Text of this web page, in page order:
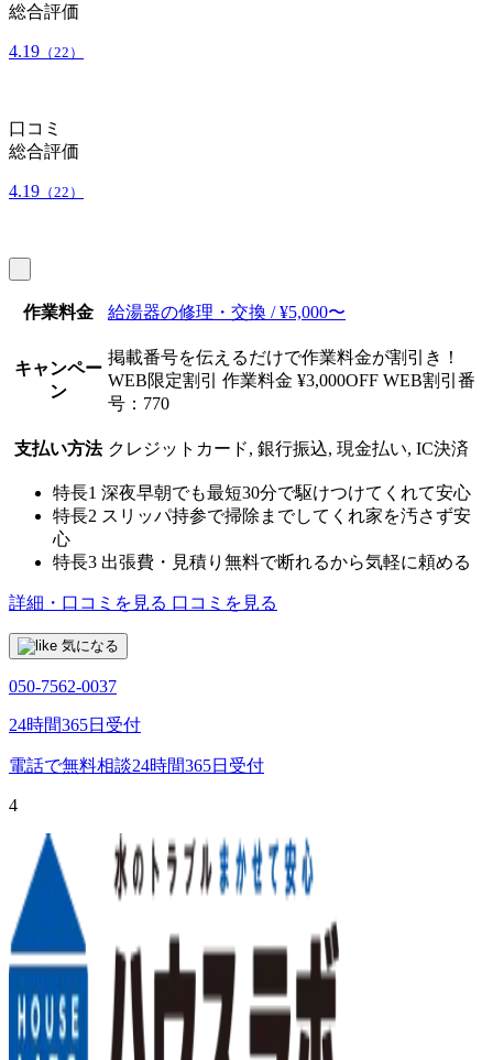
総合評価
4.19 （22）
口コミ
総合評価
4.19 （22）
作業料金 給湯器の修理・交換 / ¥5,000〜
キャンペー
ン
掲載番号を伝えるだけで作業料金が割引き！
WEB限定割引 作業料金 ¥3,000OFF WEB割引番
号：770
支払い方法 クレジットカード, 銀行振込, 現金払い, IC決済
特長1 深夜早朝でも最短30分で駆けつけてくれて安心
特長2 スリッパ持参で掃除までしてくれ家を汚さず安
心
特長3 出張費・見積り無料で断れるから気軽に頼める
詳細・口コミを見る 口コミを見る
気になる
050-7562-0037
24時間365日受付
電話で無料相談24時間365日受付
4